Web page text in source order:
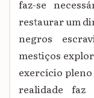
faz-se
restaurar um
negros
mestiços
exercício pleno
realidade